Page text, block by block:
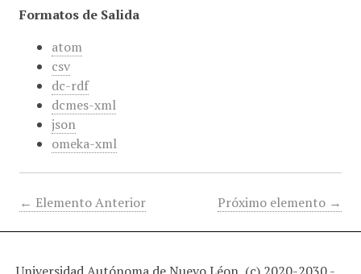
Formatos de Salida
atom
csv
dc-rdf
dcmes-xml
json
omeka-xml
← Elemento Anterior Próximo elemento →